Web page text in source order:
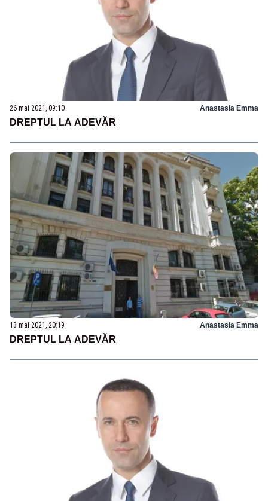
26 mai 2021, 09:10 Anastasia Emma
DREPTUL LA ADEVĂR
13 mai 2021, 20:19 Anastasia Emma
DREPTUL LA ADEVĂR